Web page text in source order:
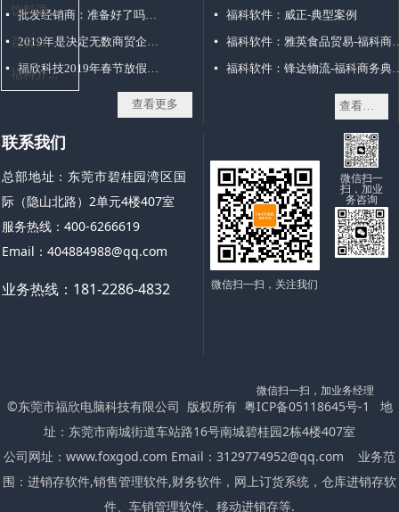
넷 批发经销商：准备好了吗？点击接收你的3000+客户，不点毁终生
넷 2019年是决定无数商贸企业命运的一年
넷 福欣科技2019年春节放假通知
넷 福科软件：威正-典型案例
넷 福科软件：雅英
넷 福科软件：锋达
联系我们
总部地址：东莞市碧桂园湾区国
际（隐山北路）2单元4楼407室
服务热线：400-6266619
Email：404884988@qq.com
业务热线：181-2286-4832 微信扫一扫，关注我们
查看更多 查看更多
©东莞市福欣电脑科技有限公司 版权所有 粤ICP备05118645号-1
地
址：东莞市南城街道车站路16号南城碧桂园2栋4楼407室
公司网址： www.foxgod.com Email：3129774952@qq.com 业务范
围：进销存软件,销售管理软件,财务软件，网上订货系统，仓库进销存软
件、车销管理软件、移动进销存等.
微信扫一扫，加业务经理
微信扫一
扫，加业
务咨询
饮
料酒水批发行业
百
货日化批发行业
福
科介绍资料补充--1558805179-东莞市福欣电脑科技有限公司